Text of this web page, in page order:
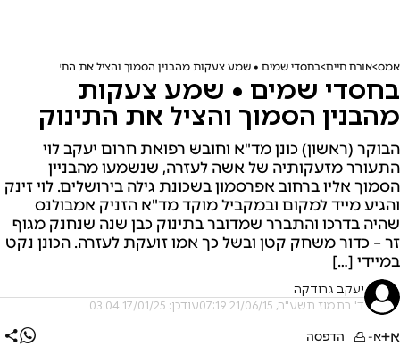
אמס אורח חיים בחסדי שמים • שמע צעקות מהבנין הסמוך והציל את התינוק
בחסדי שמים • שמע צעקות
מהבנין הסמוך והציל את התינוק
הבוקר (ראשון) כונן מד"א וחובש רפואת חרום יעקב לוי
התעורר מזעקותיה של אשה לעזרה, שנשמעו מהבניין
הסמוך אליו ברחוב אפרסמון בשכונת גילה בירושלים. לוי זינק
והגיע מייד למקום ובמקביל מוקד מד"א הזניק אמבולנס
שהיה בדרכו והתברר שמדובר בתינוק כבן שנה שנחנק מגוף
זר – כדור משחק קטן ובשל כך אמו זועקת לעזרה. הכונן נקט
במיידי […]
יעקב גרודקה
ד' בתמוז תשע"ה, 21/06/15 07:19 עודכן: 17/01/25 03:04
א+א- הדפסה